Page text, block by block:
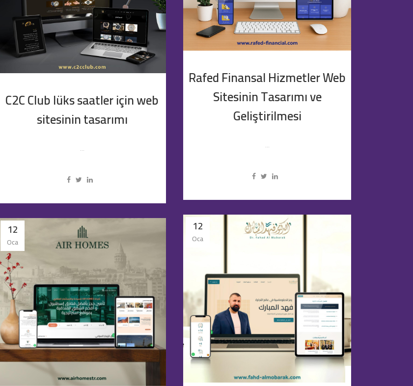
Rafed Finansal Hizmetler Web
Sitesinin Tasarımı ve
Geliştirilmesi
...
C2C Club lüks saatler için web
sitesinin tasarımı
...
12
Oca
12
Oca